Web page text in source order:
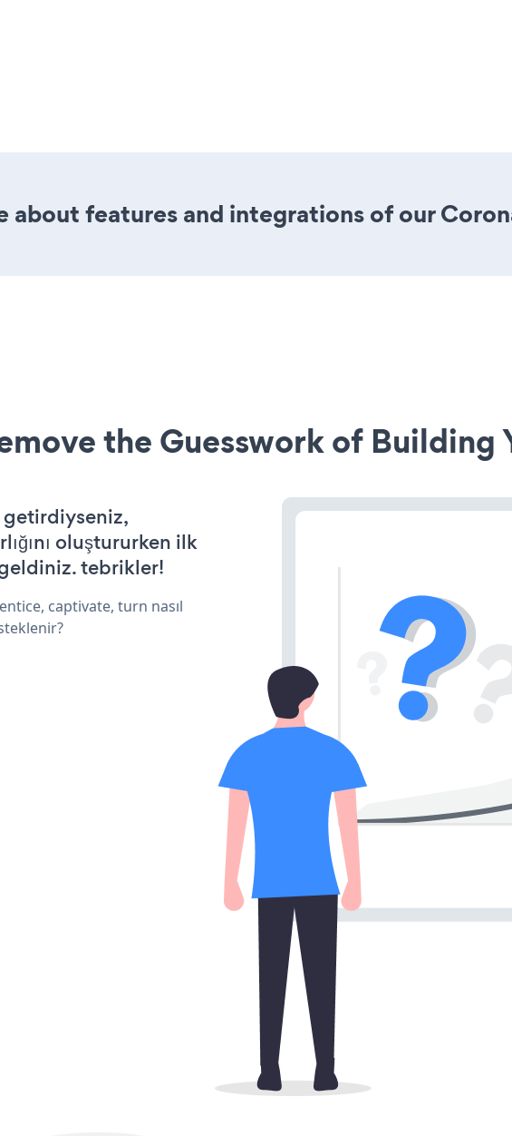
about features and integrations of our
the Guesswork of Building
getirdiyseniz,
oluştururken ilk
tebrikler!
captivate, turn nasıl